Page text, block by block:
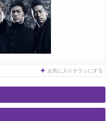
お気に入りチラシにする